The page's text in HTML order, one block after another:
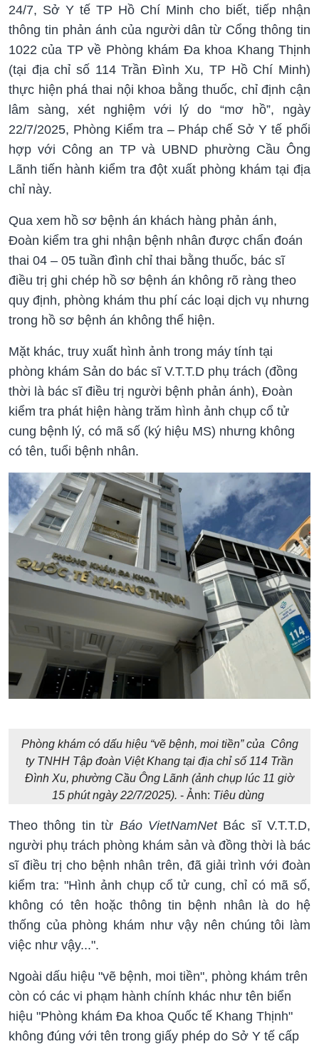
24/7, Sở Y tế TP Hồ Chí Minh cho biết, tiếp nhận
thông tin phản ánh của người dân từ Cổng thông tin
1022 của TP về Phòng khám Đa khoa Khang Thịnh
(tại địa chỉ số 114 Trần Đình Xu, TP Hồ Chí Minh)
thực hiện phá thai nội khoa bằng thuốc, chỉ định cận
lâm sàng, xét nghiệm với lý do “mơ hồ”, ngày
22/7/2025, Phòng Kiểm tra – Pháp chế Sở Y tế phối
hợp với Công an TP và UBND phường Cầu Ông
Lãnh tiến hành kiểm tra đột xuất phòng khám tại địa
chỉ này.
Qua xem hồ sơ bệnh án khách hàng phản ánh,
Đoàn kiểm tra ghi nhận bệnh nhân được chẩn đoán
thai 04 – 05 tuần đình chỉ thai bằng thuốc, bác sĩ
điều trị ghi chép hồ sơ bệnh án không rõ ràng theo
quy định, phòng khám thu phí các loại dịch vụ nhưng
trong hồ sơ bệnh án không thể hiện.
Mặt khác, truy xuất hình ảnh trong máy tính tại
phòng khám Sản do bác sĩ V.T.T.D phụ trách (đồng
thời là bác sĩ điều trị người bệnh phản ánh), Đoàn
kiểm tra phát hiện hàng trăm hình ảnh chụp cổ tử
cung bệnh lý, có mã số (ký hiệu MS) nhưng không
có tên, tuổi bệnh nhân.
Phòng khám có dấu hiệu “vẽ bệnh, moi tiền” của Công
ty TNHH Tập đoàn Việt Khang tại địa chỉ số 114 Trần
Đình Xu, phường Cầu Ông Lãnh (ảnh chụp lúc 11 giờ
15 phút ngày 22/7/2025). - Ảnh: Tiêu dùng
Theo thông tin từ Báo VietNamNetBác sĩ V.T.T.D,
người phụ trách phòng khám sản và đồng thời là bác
sĩ điều trị cho bệnh nhân trên, đã giải trình với đoàn
kiểm tra: "Hình ảnh chụp cổ tử cung, chỉ có mã số,
không có tên hoặc thông tin bệnh nhân là do hệ
thống của phòng khám như vậy nên chúng tôi làm
việc như vậy...".
Ngoài dấu hiệu "vẽ bệnh, moi tiền", phòng khám trên
còn có các vi phạm hành chính khác như tên biển
hiệu "Phòng khám Đa khoa Quốc tế Khang Thịnh"
không đúng với tên trong giấy phép do Sở Y tế cấp